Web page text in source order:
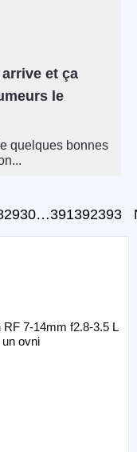
et ça
le
quelques bonnes
2930…391392393
RF 7-14mm f2.8-3.5 L
ovni